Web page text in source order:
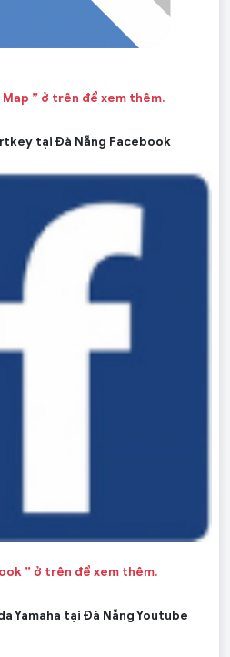
” ở trên để xem thêm.
tại Đà Nẵng Facebook
” ở trên để xem thêm.
Yamaha tại Đà Nẵng Youtube